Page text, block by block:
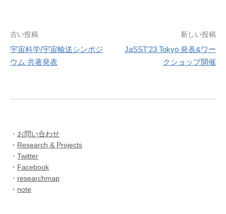
投
稿
ー
シ
ョ
ン
古い投稿
宇宙科学/宇宙輸送シンポジ
ウム 共著発表
新しい投稿
JaSST’23 Tokyo 発表&ワー
クショップ開催
・ お問い合わせ
・ Research & Projects
・ Twitter
・ Facebook
・ researchmap
・ note